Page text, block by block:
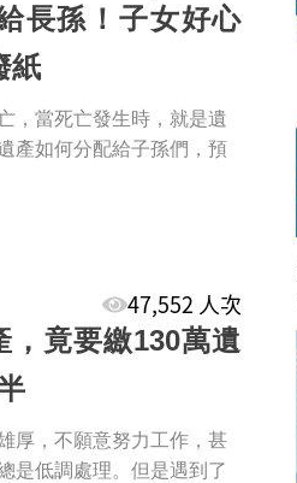
長孫！子女好心
紙
，當死亡發生時，就是遺
產如何分配給子孫們，預
47,552 人次
竟要繳130萬遺
厚，不願意努力工作，甚
是低調處理。但是遇到了